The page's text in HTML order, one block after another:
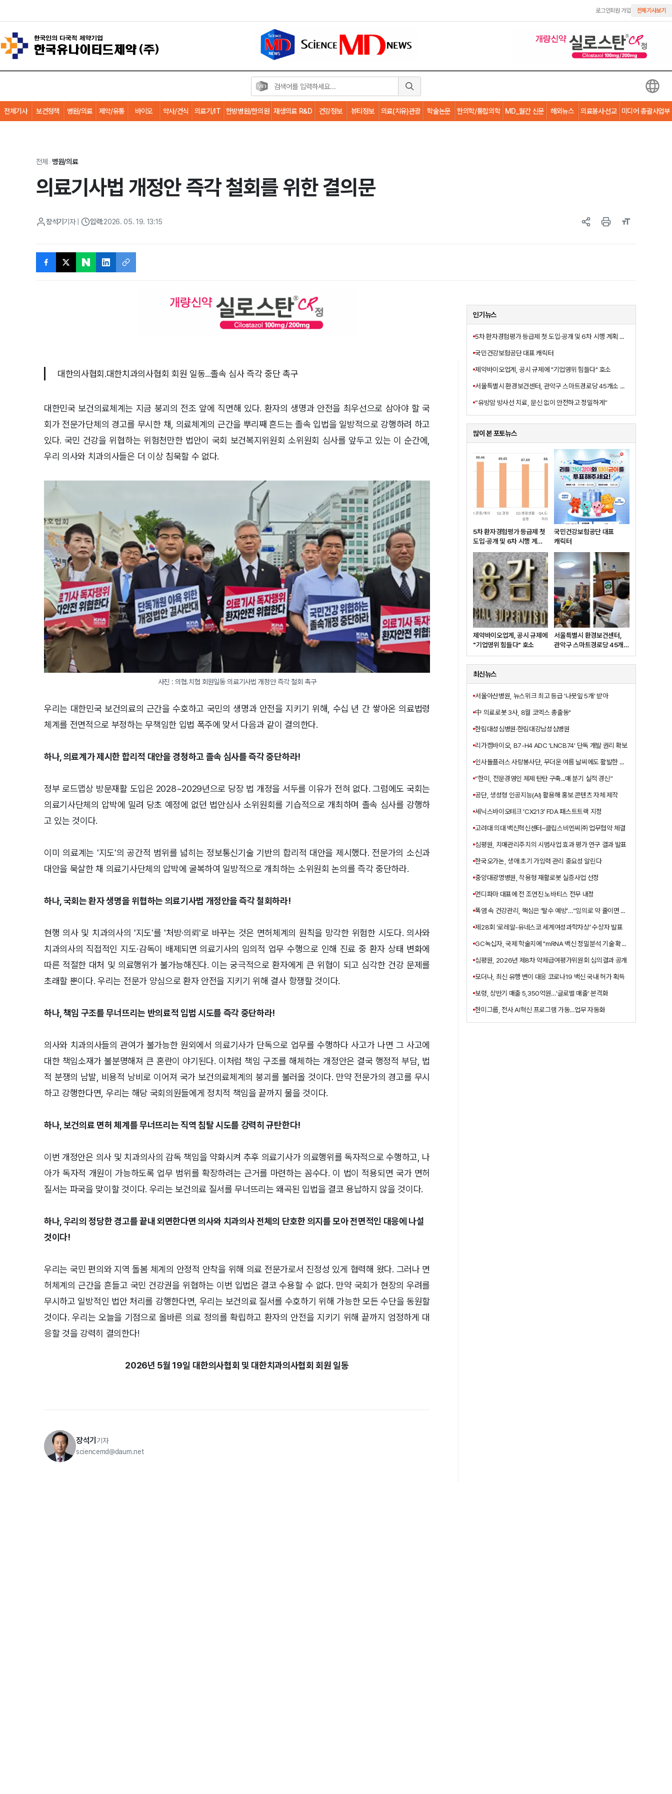
로그인회원 가입 전체기사보기
전체기사 보건정책 병원/의료 제약/유통 바이오 약사/건식 의료기/IT 한방병원/한의원 재생의료 R&D 건강정보 뷰티정보 의료(치유)관광 학술논문 한의학/통합의학 MD_월간 신문 해외뉴스 의료봉사·선교 미디어 총괄사업부
전체>병원/의료
의료기사법 개정안 즉각 철회를 위한 결의문
장석기 기자 입력:2026. 05. 19. 13:15
인기뉴스
5차 환자경험평가 등급제 첫 도입·공개 및 6차 시행 계획 발표
국민건강보험공단 대표 캐릭터
제약바이오업계, 공시 규제에 "기업영위 힘들다" 호소
서울특별시 환경보건센터, 관악구 스마트경로당 45개소 대상
“유방암 방사선 치료, 문신 없이 안전하고 정밀하게”
대한의사협회.대한치과의사협회 회원 일동...졸속 심사 즉각 중단 촉구
대한민국 보건의료체계는 지금 붕괴의 전조 앞에 직면해 있다. 환자의 생명과 안전을 최우선으로 삼아야 할 국
회가 전문가단체의 경고를 무시한 채 의료체계의 근간을 뿌리째 흔드는 졸속 입법을 일방적으로 강행하려 하고
있다. 국민 건강을 위협하는 위험천만한 법안이 국회 보건복지위원회 소위원회 심사를 앞두고 있는 이 순간에
우리 의사와 치과의사들은 더 이상 침묵할 수 없다.
사진 : 의협.치협 회원일동 의료기사법 개정안 즉각 철회 촉구
우리는 대한민국 보건의료의 근간을 수호하고 국민의 생명과 안전을 지키기 위해
수십 년 간 쌓아온 의료법령
체계를 전면적으로 부정하는 무책임한 입법 폭주에 맞서 다음과 같이 결의한다.
하나, 의료계가 제시한 합리적 대안을 경청하고 졸속 심사를 즉각 중단하라!
정부 로드맵상 방문재활 도입은 2028~2029년으로 당장 법 개정을 서두를 이유가 전혀 없다.그럼에도 국회는
의료기사단체의 압박에 밀려 당초 예정에 없던 법안심사 소위원회를 기습적으로 개최하며 졸속 심사를 강행하
고 있는 것이다.
이미 의료계는 '지도'의 공간적 범위를 넓히는 정보통신기술 기반의 합리적 대안을 제시했다. 전문가의 소신과
대안을 묵살한 채 의료기사단체의 압박에 굴복하여 일방적으로 개최하는 소위원회 논의를 즉각 중단하라.
하나, 국회는 환자 생명을 위협하는 의료기사법 개정안을 즉각 철회하라!
현행 의사 및 치과의사의 '지도'를 '처방·의뢰'로 바꾸는 것은 면허체계의 원칙을 망각한 위험한 시도다. 의사와
치과의사의 직접적인 지도⋅감독이 배제되면 의료기사의 임의적 업무 수행으로 인해 진료 중 환자 상태 변화에
따른 적절한 대처 및 의료행위가 불가능해진다. 이는 궁극적으로 환자에게 큰 위협이 되고 심각한 건강 문제를
초래할 뿐이다. 우리는 전문가 양심으로 환자 안전을 지키기 위해 결사 항쟁할 것이다.
하나, 책임 구조를 무너뜨리는 반의료적 입법 시도를 즉각 중단하라!
의사와 치과의사들의 관여가 불가능한 원외에서 의료기사가 단독으로 업무를 수행하다 사고가 나면 그 사고에
대한 책임소재가 불분명해져 큰 혼란이 야기된다. 이처럼 책임 구조를 해체하는 개정안은 결국 행정적 부담, 법
적 분쟁의 남발 비용적 낭비로 이어져 국가 보건의료체계의 붕괴를 불러올 것이다. 만약 전문가의 경고를 무시
하고 강행한다면 우리는 해당 국회의원들에게 정치적 책임을 끝까지 물을 것이다.
하나, 보건의료 면허 체계를 무너뜨리는 직역 침탈 시도를 강력히 규탄한다!
이번 개정안은 의사 및 치과의사의 감독 책임을 약화시켜 추후 의료기사가 의료행위를 독자적으로 수행하고 나
아가 독자적 개원이 가능하도록 업무 범위를 확장하려는 근거를 마련하는 꼼수다. 이 법이 적용되면 국가 면허
질서는 파국을 맞이할 것이다. 우리는 보건의료 질서를 무너뜨리는 왜곡된 입법을 결코 용납하지 않을 것이다.
하나, 우리의 정당한 경고를 끝내 외면한다면 의사와 치과의사 전체의 단호한 의지를 모아 전면적인 대응에 나설
것이다!
우리는 국민 편의와 지역 돌봄 체계의 안정적 안착을 위해 의료 전문가로서 진정성 있게 협력해 왔다. 그러나 면
허체계의 근간을 흔들고 국민 건강권을 위협하는 이번 입법은 결코 수용할 수 없다. 만약 국회가 현장의 우려를
무시하고 일방적인 법안 처리를 강행한다면 우리는 보건의료 질서를 수호하기 위해 가능한 모든 수단을 동원할
것이다.우리는 오늘을 기점으로 올바른 의료 정의를 확립하고 환자의 안전을 지키기 위해 끝까지 엄정하게 대
응할 것을 강력히 결의한다!
2026년 5월 19일 대한의사협회 및 대한치과의사협회 회원 일동
장석기 기자
sciencemd@daum.net
많이 본 포토뉴스
5차 환자경험평가 등급제 첫
도입·공개 및 6차 시행 계획
발표
국민건강보험공단 대표
캐릭터
제약바이오업계, 공시 규제에
"기업영위 힘들다" 호소
서울특별시 환경보건센터,
관악구 스마트경로당 45개소
대상
최신뉴스
서울아산병원, 뉴스위크 최고 등급 '나뭇잎 5개' 받아
中 의료로봇 3사, 8월 코엑스 총출동"
한림대성심병원·한림대강남성심병원
리가켐바이오, B7-H4 ADC 'LNCB74' 단독 개발 권리 확보
인사돌플러스 사랑봉사단, 무더운 여름 날씨에도 활발한 봉사활동 펼쳐
“한미, 전문경영인 체제 탄탄 구축...매 분기 실적 경신”
공단, 생성형 인공지능(AI) 활용해 홍보 콘텐츠 자체 제작
세닉스바이오테크 ‘CX213’ FDA 패스트트랙 지정
고려대 의대 백신혁신센터–클립스비엔씨㈜ 업무협약 체결
심평원, 치매관리주치의 시범사업 효과 평가 연구 결과 발표
한국오가논, 생애 초기 가임력 관리 중요성 알린다
중앙대광명병원, 착용형 재활로봇 실증사업 선정
먼디파마 대표에 전 조연진 노바티스 전무 내정
폭염 속 건강관리, 핵심은 ‘탈수 예방’…“임의로 약 줄이면 안 돼”
제28회 ‘로레알-유네스코 세계여성과학자상’ 수상자 발표
GC녹십자, 국제 학술지에 "mRNA 백신 정밀분석 기술 확보" 게재
심평원, 2026년 제8차 약제급여평가위원회 심의결과 공개
모더나, 최신 유행 변이 대응 코로나19 백신 국내 허가 획득
보령, 상반기 매출 5,350억원…'글로벌 매출' 본격화
한미그룹, 전사 AI혁신 프로그램 가동…업무 자동화